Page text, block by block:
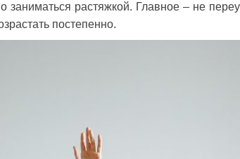
заниматься растяжкой. Главное – не
постепенно.